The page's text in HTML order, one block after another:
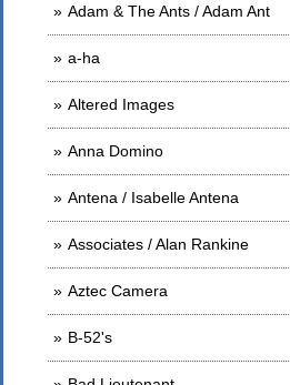
Adam & The Ants / Adam Ant
a-ha
Altered Images
Anna Domino
Antena / Isabelle Antena
Associates / Alan Rankine
Aztec Camera
B-52's